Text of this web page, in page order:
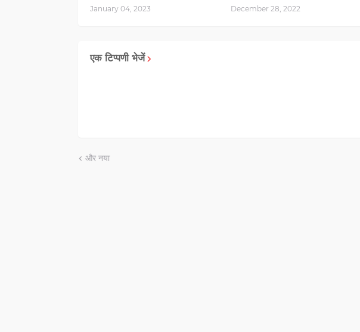
January 04, 2023 December 28, 2022
एक टिप्पणी भेजें
और नया